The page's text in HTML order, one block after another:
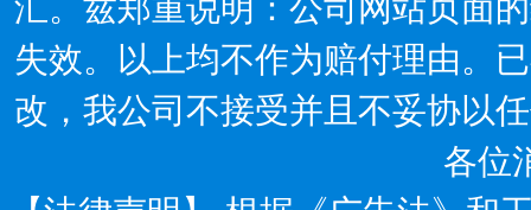
失效。以上均不作为赔付理由。
改，我公司不接受并且不妥协以
各位